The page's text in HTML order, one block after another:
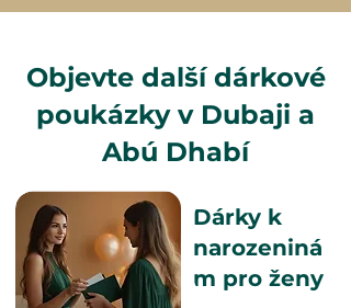
Objevte další dárkové
poukázky v Dubaji a
Abú Dhabí
Dárky k
narozeniná
m pro ženy